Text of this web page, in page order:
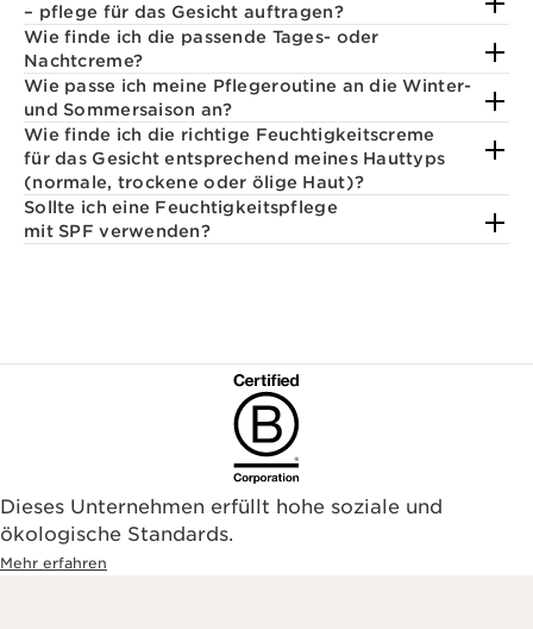
– pflege für das Gesicht auftragen?
Wie finde ich die passende Tages- oder
Nachtcreme?
Wie passe ich meine Pflegeroutine an die Winter-
und Sommersaison an?
Wie finde ich die richtige Feuchtigkeitscreme
für das Gesicht entsprechend meines Hauttyps
(normale, trockene oder ölige Haut)?
Sollte ich eine Feuchtigkeitspflege
mit SPF verwenden?
Dieses Unternehmen erfüllt hohe soziale und
ökologische Standards.
Mehr erfahren